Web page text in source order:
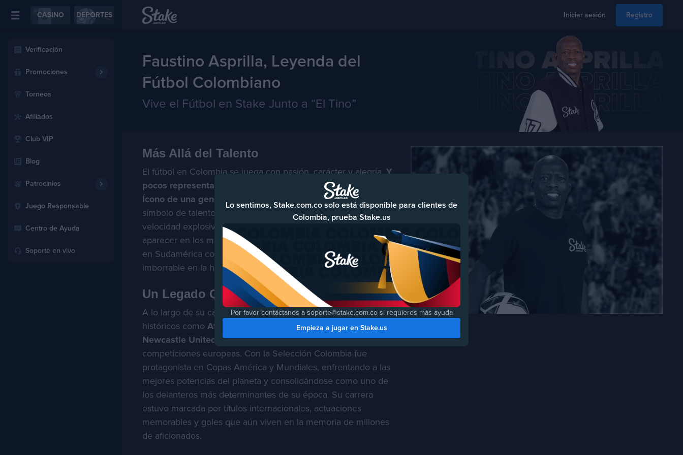
CASINO DEPORTES
Verificación
Promociones
Torneos
Afiliados
Club VIP
Blog
Patrocinios
Juego Responsable
Centro de Ayuda
Soporte en vivo
Iniciar sesión Registro
Faustino Asprilla, Leyenda del
Fútbol Colombiano
Vive el Fútbol en Stake Junto a “El Tino”
Más Allá del Talento
El fútbol en Colombia se juega con pasión, carácter y alegría.Y
pocos representan esa esencia como Faustino Asprilla.
Ícono de una generación dorada
, el Tino se convirtió en
símbolo de talento, irreverencia y mentalidad ganadora. Su
velocidad explosiva, su potencia física y su capacidad para
aparecer en los momentos decisivos lo llevaron a brillar tanto
en Sudamérica como en Europa, dejando una marca
imborrable en la historia del deporte colombiano.
Un Legado Que Cruzó Fronteras
A lo largo de su carrera, Asprilla defendió los colores de clubes
históricos comoAtlético Nacional, Parma Calcio 1913 y
Newcastle United
, donde protagonizó noches inolvidables en
competiciones europeas. Con la Selección Colombia fue
protagonista en Copas América y Mundiales, enfrentando a las
mejores potencias del planeta y consolidándose como uno de
los delanteros más determinantes de su época. Su carrera
estuvo marcada por títulos internacionales, actuaciones
memorables y goles que aún viven en la memoria de millones
de aficionados.
Lo sentimos, Stake.com.co solo está disponible para clientes de
Colombia, prueba Stake.us
Por favor contáctanos a soporte@stake.com.co si requieres más ayuda
Empieza a jugar en Stake.us